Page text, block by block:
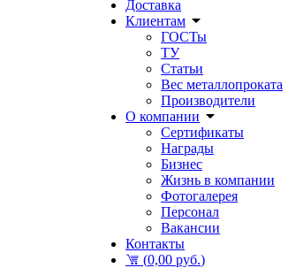
Доставка
Клиентам
ГОСТы
ТУ
Статьи
Вес металлопроката
Производители
О компании
Сертификаты
Награды
Бизнес
Жизнь в компании
Фотогалерея
Персонал
Вакансии
Контакты
(0,00 руб.)